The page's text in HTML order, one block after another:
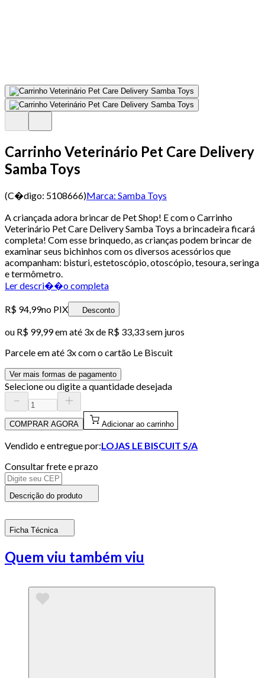
Carrinho Veterinário Pet Care Delivery
Samba Toys
(C�digo: 5108666)Marca: Samba Toys
A criançada adora brincar de Pet Shop! E com o Carrinho
Veterinário Pet Care Delivery Samba Toys a brincadeira ficará
completa! Com esse brinquedo, as crianças podem brincar de
examinar seus bichinhos com os diversos acessórios que
acompanham: bisturi, estetoscópio, otoscópio, tesoura, seringa
e termômetro.
Ler descri��o completa
R$ 94,99no PIX Desconto
ou R$ 99,99em até 3x de R$ 33,33 sem juros
Parcele em até 3x com o cartão Le Biscuit
Ver mais formas de pagamento
Selecione ou digite a quantidade desejada
COMPRAR AGORA Adicionar ao carrinho
Vendido e entregue por:LOJAS LE BISCUIT S/A
Consultar frete e prazo
Descrição do produto
Ficha Técnica
Quem viu também viu